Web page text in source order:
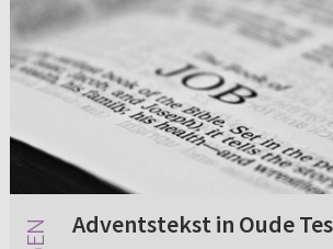
Adventstekst in Oude